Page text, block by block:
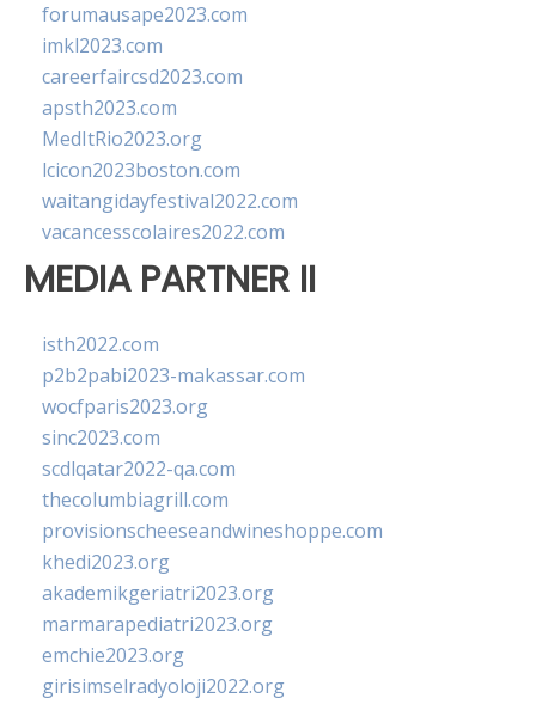
forumausape2023.com
imkl2023.com
careerfaircsd2023.com
apsth2023.com
MedItRio2023.org
lcicon2023boston.com
waitangidayfestival2022.com
vacancesscolaires2022.com
MEDIA PARTNER II
isth2022.com
p2b2pabi2023-makassar.com
wocfparis2023.org
sinc2023.com
scdlqatar2022-qa.com
thecolumbiagrill.com
provisionscheeseandwineshoppe.com
khedi2023.org
akademikgeriatri2023.org
marmarapediatri2023.org
emchie2023.org
girisimselradyoloji2022.org